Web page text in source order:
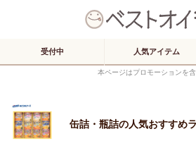
受付中 人気アイテム
本ページはプロモーションを
缶詰・瓶詰の人気おすすめ